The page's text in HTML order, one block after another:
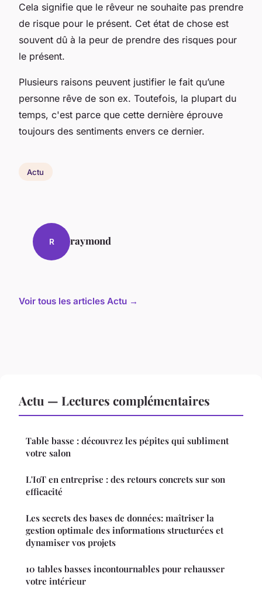
Cela signifie que le rêveur ne souhaite pas prendre
de risque pour le présent. Cet état de chose est
souvent dû à la peur de prendre des risques pour
le présent.
Plusieurs raisons peuvent justifier le fait qu’une
personne rêve de son ex. Toutefois, la plupart du
temps, c'est parce que cette dernière éprouve
toujours des sentiments envers ce dernier.
Actu
R raymond
Voir tous les articles Actu →
Actu — Lectures complémentaires
Table basse : découvrez les pépites qui subliment
votre salon
L'IoT en entreprise : des retours concrets sur son
efficacité
Les secrets des bases de données: maîtriser la
gestion optimale des informations structurées et
dynamiser vos projets
10 tables basses incontournables pour rehausser
votre intérieur